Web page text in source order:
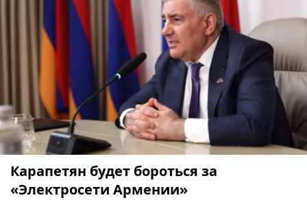
Карапетян будет бороться за
«Электросети Армении»